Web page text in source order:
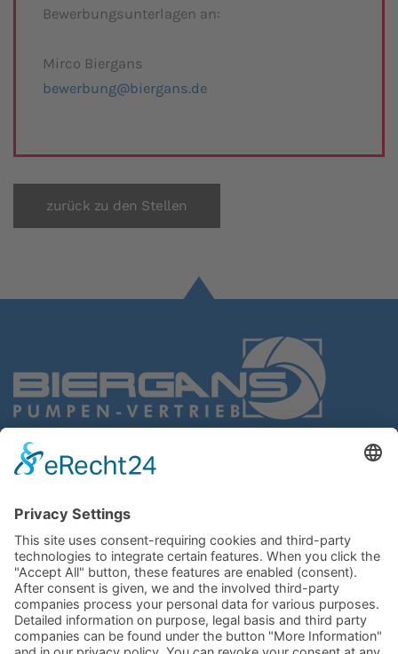
Bewerbungsunterlagen an:
Mirco Biergans
bewerbung@biergans.de
zurück zu den Stellen
BIERGANS
Gießereistr. 4
47053 Duisburg
Germany
Route planner
+49 203 6 44 66